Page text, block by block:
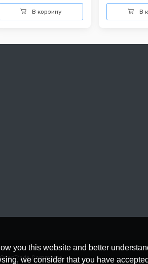
В корзину В
you this website and better
we consider that you have
Commerce